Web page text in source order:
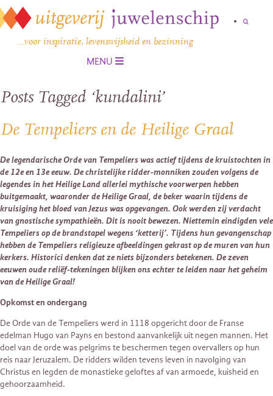
…voor inspiratie, levenswijsheid en bezinning
MENU
Posts Tagged ‘kundalini’
De Tempeliers en de Heilige Graal
De legendarische Orde van Tempeliers was actief tijdens de kruistochten in
de 12e en 13e eeuw. De christelijke ridder-monniken zouden volgens de
legendes in het Heilige Land allerlei mythische voorwerpen hebben
buitgemaakt, waaronder de Heilige Graal, de beker waarin tijdens de
kruisiging het bloed van Jezus was opgevangen. Ook werden zij verdacht
van gnostische sympathieën. Dit is nooit bewezen. Niettemin eindigden vele
Tempeliers op de brandstapel wegens ‘ketterij’. Tijdens hun gevangenschap
hebben de Tempeliers religieuze afbeeldingen gekrast op de muren van hun
kerkers. Historici denken dat ze niets bijzonders betekenen. De zeven
eeuwen oude reliëf-tekeningen blijken ons echter te leiden naar het geheim
van de Heilige Graal!
Opkomst en ondergang
De Orde van de Tempeliers werd in 1118 opgericht door de Franse
edelman Hugo van Payns en bestond aanvankelijk uit negen mannen. Het
doel van de orde was pelgrims te beschermen tegen overvallers op hun
reis naar Jeruzalem. De ridders wilden tevens leven in navolging van
Christus en legden de monastieke geloftes af van armoede, kuisheid en
gehoorzaamheid.